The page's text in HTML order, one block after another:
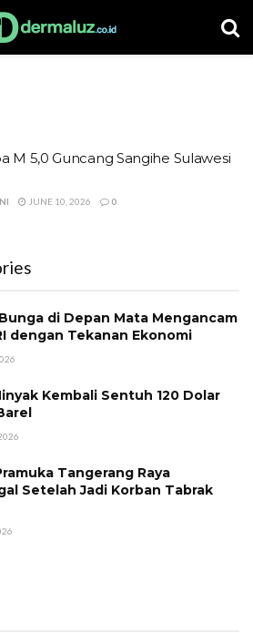
M 5,0 Guncang Sangihe Sulawesi
JUNE 10, 2026 0
di Depan Mata Mengancam
dengan Tekanan Ekonomi
Kembali Sentuh 120 Dolar
Tangerang Raya
Setelah Jadi Korban Tabrak